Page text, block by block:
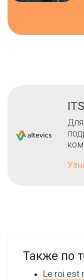
Также по
Le roi est